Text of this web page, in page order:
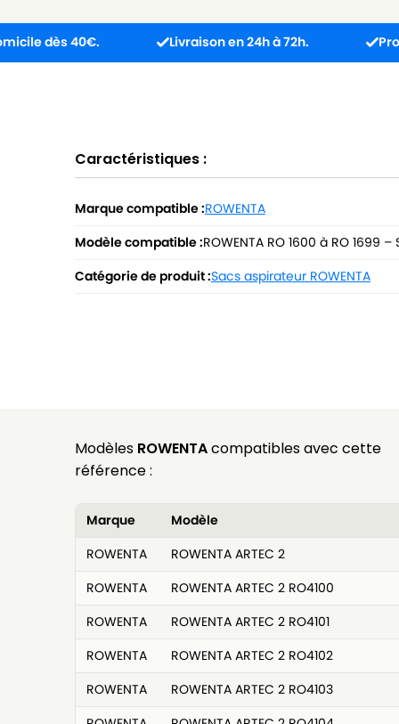
40€. Livraison en 24h à 72h. Produit
Caractéristiques :
Marque compatible :ROWENTA
Modèle compatible :ROWENTA RO 1600 à RO 1699 –
Catégorie de produit :Sacs aspirateur ROWENTA
Modèles ROWENTAcompatibles avec cette
référence :
Marque
Modèle
ROWENTA
ROWENTA ARTEC 2
ROWENTA
ROWENTA ARTEC 2 RO4100
ROWENTA
ROWENTA ARTEC 2 RO4101
ROWENTA
ROWENTA ARTEC 2 RO4102
ROWENTA
ROWENTA ARTEC 2 RO4103